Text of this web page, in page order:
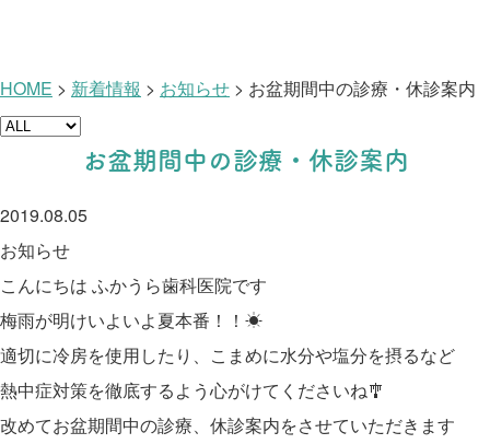
HOME > 新着情報 > お知らせ > お盆期間中の診療・休診案内
お盆期間中の診療・休診案内
2019.08.05
お知らせ
こんにちは ふかうら歯科医院です
梅雨が明けいよいよ夏本番！！☀
適切に冷房を使用したり、こまめに水分や塩分を摂るなど
熱中症対策を徹底するよう心がけてくださいね🎐
改めてお盆期間中の診療、休診案内をさせていただきます